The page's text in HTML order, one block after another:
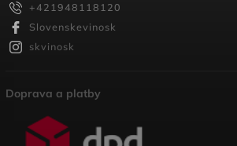
+421948118120
Slovenskevinosk
skvinosk
Doprava a platby